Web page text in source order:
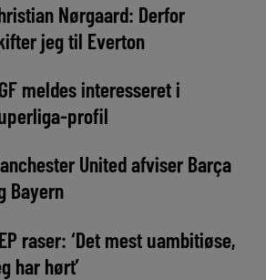
Nørgaard: Derfor
jeg til Everton
meldes interesseret i
profil
United afviser Barça
Bayern
raser: ‘Det mest uambitiøse,
har hørt’